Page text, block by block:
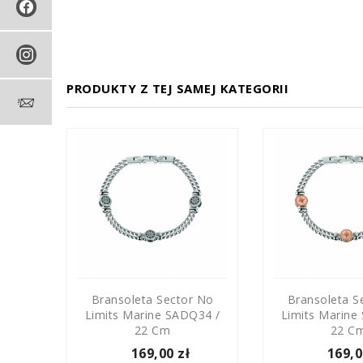
PRODUKTY Z TEJ SAMEJ KATEGORII
Bransoleta Sector No
Limits Marine SADQ34 /
22 Cm
169,00 zł
Bransoleta
Limits Marine
22